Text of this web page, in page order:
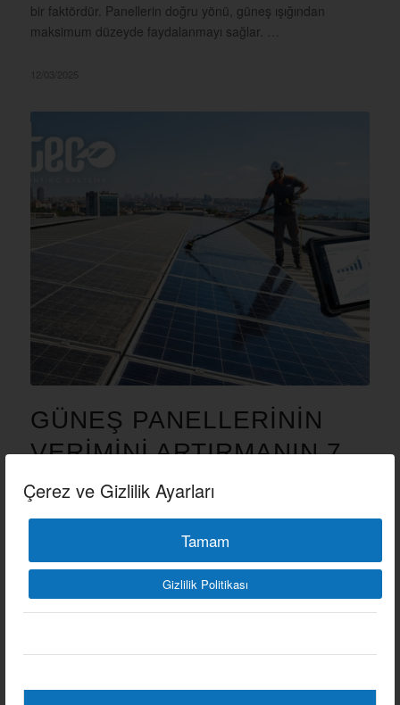
Çerez ve Gizlilik Ayarları
Tamam
Gizlilik Politikası
bir faktördür. Panellerin doğru yönü, güneş ışığından
maksimum düzeyde faydalanmayı sağlar. …
GÜNEŞ PANELLERININ
VERIMINI ARTIRMANIN 7
YOLU
1. Güneş Panellerini Doğru Konumda Yerleştirin Güneş
panellerinin verimliliği, kurulum yerinin doğru seçilmesine
bağlıdır. Panellerin doğrudan güneş ışığını almasıgereklidir.
Güneş ışığı, özellikle gün ortasında,…
12/03/2025